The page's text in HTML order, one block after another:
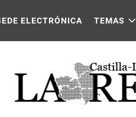
La Mancha
ELECTRÓNICA TEMAS